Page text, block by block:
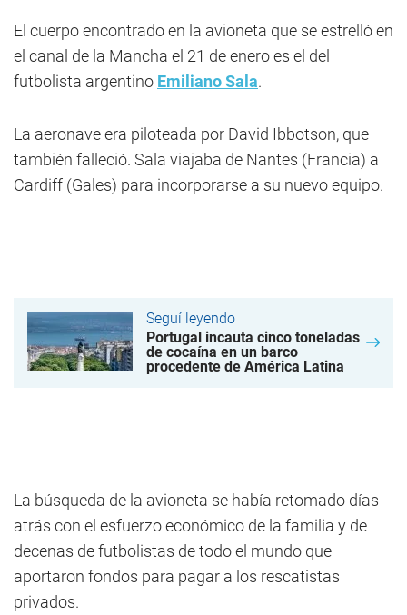
El cuerpo encontrado en la avioneta que se estrelló en
el canal de la Mancha el 21 de enero es el del
futbolista argentino Emiliano Sala.
La aeronave era piloteada por David Ibbotson, que
también falleció. Sala viajaba de Nantes (Francia) a
Cardiff (Gales) para incorporarse a su nuevo equipo.
Seguí leyendo
Portugal incauta cinco toneladas
de cocaína en un barco
procedente de América Latina
La búsqueda de la avioneta se había retomado días
atrás con el esfuerzo económico de la familia y de
decenas de futbolistas de todo el mundo que
aportaron fondos para pagar a los rescatistas
privados.